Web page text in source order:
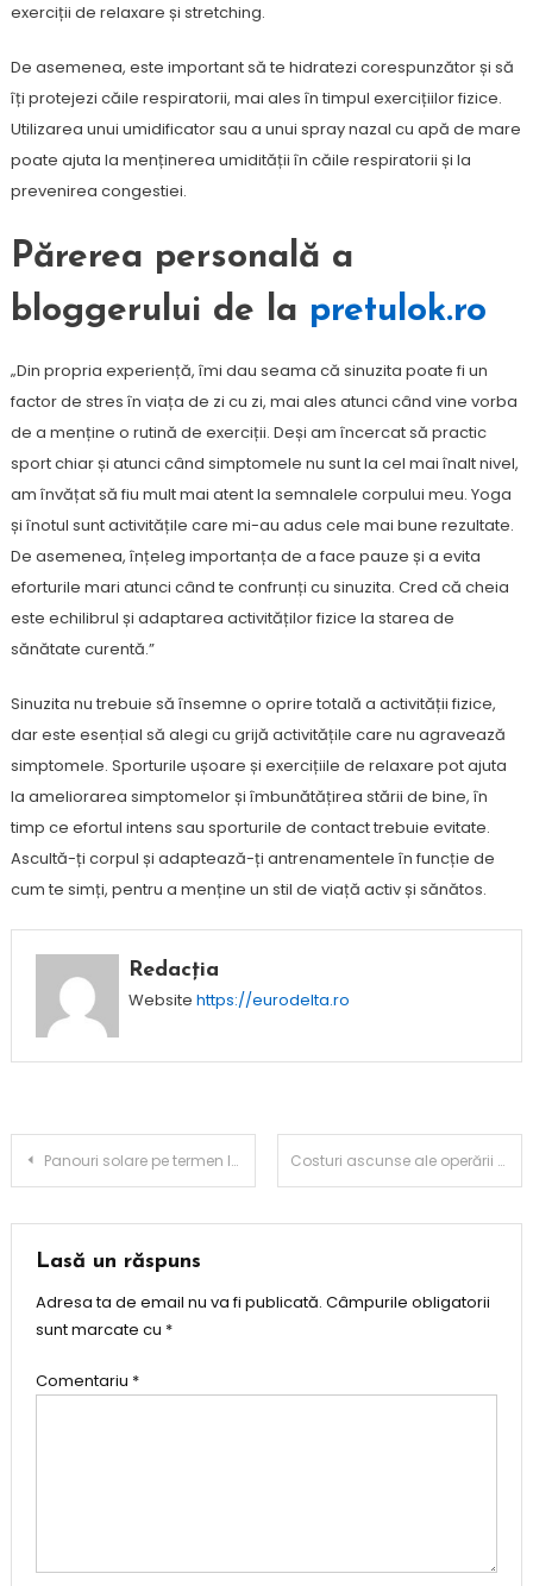
exerciții de relaxare și stretching.
De asemenea, este important să te hidratezi corespunzător și să
îți protejezi căile respiratorii, mai ales în timpul exercițiilor fizice.
Utilizarea unui umidificator sau a unui spray nazal cu apă de mare
poate ajuta la menținerea umidității în căile respiratorii și la
prevenirea congestiei.
Părerea personală a
bloggerului de la pretulok.ro
„Din propria experiență, îmi dau seama că sinuzita poate fi un
factor de stres în viața de zi cu zi, mai ales atunci când vine vorba
de a menține o rutină de exerciții. Deși am încercat să practic
sport chiar și atunci când simptomele nu sunt la cel mai înalt nivel,
am învățat să fiu mult mai atent la semnalele corpului meu. Yoga
și înotul sunt activitățile care mi-au adus cele mai bune rezultate.
De asemenea, înțeleg importanța de a face pauze și a evita
eforturile mari atunci când te confrunți cu sinuzita. Cred că cheia
este echilibrul și adaptarea activităților fizice la starea de
sănătate curentă.”
Sinuzita nu trebuie să însemne o oprire totală a activității fizice,
dar este esențial să alegi cu grijă activitățile care nu agravează
simptomele. Sporturile ușoare și exercițiile de relaxare pot ajuta
la ameliorarea simptomelor și îmbunătățirea stării de bine, în
timp ce efortul intens sau sporturile de contact trebuie evitate.
Ascultă-ți corpul și adaptează-ți antrenamentele în funcție de
cum te simți, pentru a menține un stil de viață activ și sănătos.
Redacția
Website https://eurodelta.ro
Navigare
în
articole
Panouri solare pe termen lung: Ce trebuie să știi despre durabilitate Costuri ascunse ale operării unei francize
Lasă un răspuns
Adresa ta de email nu va fi publicată. Câmpurile obligatorii
sunt marcate cu *
Comentariu *